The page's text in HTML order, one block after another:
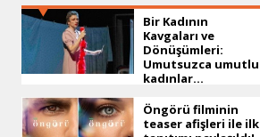
Bir Kadının
Kavgaları ve
Dönüşümleri:
Umutsuzca umutlu
kadınlar...
Öngörü filminin
teaser afişleri ile ilk